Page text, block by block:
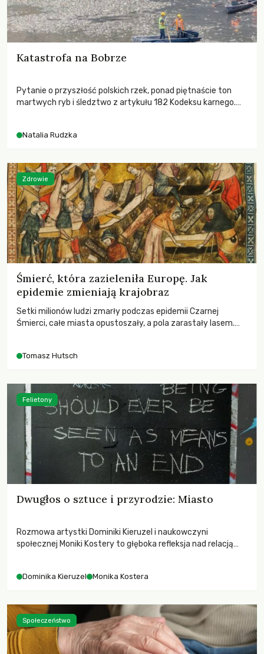
Katastrofa na Bobrze
Pytanie o przyszłość polskich rzek, ponad piętnaście ton
martwych ryb i śledztwo z artykułu 182 Kodeksu karnego.
zdarzeń prowadzących do biologicznej śmierci rzeki.
Natalia Rudzka
Śmierć, która zazieleniła Europę. Jak
epidemie zmieniają krajobraz
Setki milionów ludzi zmarły podczas epidemii Czarnej
Śmierci, całe miasta opustoszały, a pola zarastały lasem.
największych katastrof w swoich dziejach.
Tomasz Hutsch
Zdrowie
Dwugłos o sztuce i przyrodzie: Miasto
Rozmowa artystki Dominiki Kieruzel i naukowczyni
społecznej Moniki Kostery to głęboka refleksja nad relacją
Dominika Kieruzel Monika Kostera
Felietony
Społeczeństwo